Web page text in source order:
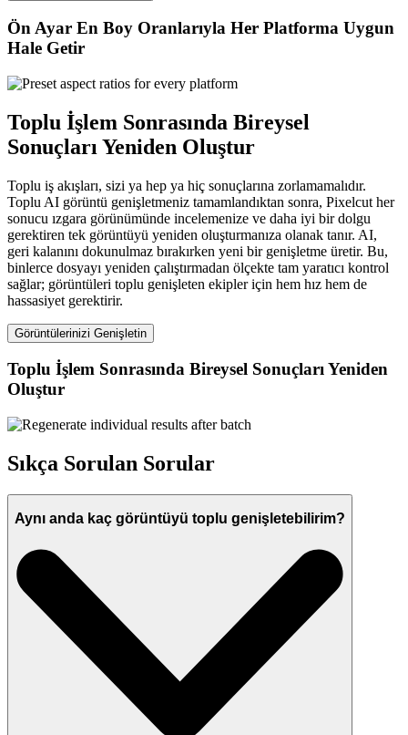
Ön Ayar En Boy Oranlarıyla Her Platforma Uygun
Hale Getir
Toplu İşlem Sonrasında Bireysel
Sonuçları Yeniden Oluştur
Toplu iş akışları, sizi ya hep ya hiç sonuçlarına zorlamamalıdır.
Toplu AI görüntü genişletmeniz tamamlandıktan sonra, Pixelcut her
sonucu ızgara görünümünde incelemenize ve daha iyi bir dolgu
gerektiren tek görüntüyü yeniden oluşturmanıza olanak tanır. AI,
geri kalanını dokunulmaz bırakırken yeni bir genişletme üretir. Bu,
binlerce dosyayı yeniden çalıştırmadan ölçekte tam yaratıcı kontrol
sağlar; görüntüleri toplu genişleten ekipler için hem hız hem de
hassasiyet gerektirir.
Görüntülerinizi Genişletin
Toplu İşlem Sonrasında Bireysel Sonuçları Yeniden
Oluştur
Sıkça Sorulan Sorular
Aynı anda kaç görüntüyü toplu genişletebilirim?